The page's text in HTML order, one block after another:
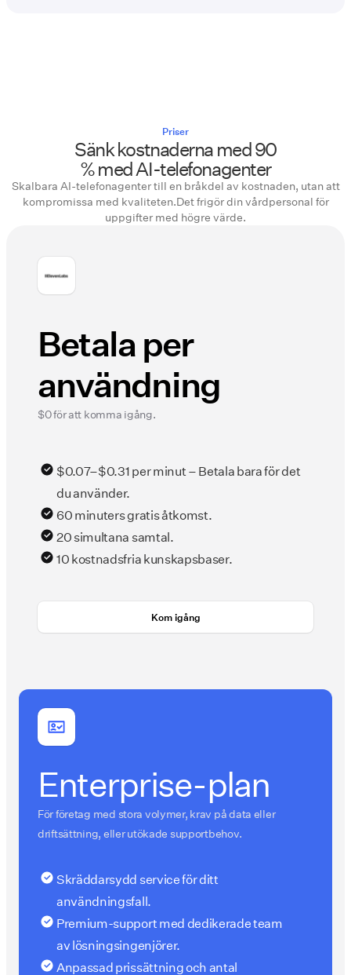
Priser
Sänk kostnaderna med 90
% med AI-telefonagenter
Skalbara AI-telefonagenter till en bråkdel av kostnaden, utan att
kompromissa med kvaliteten.Det frigör din vårdpersonal för
uppgifter med högre värde.
Betala per
användning
$0 för att komma igång.
$0.07–$0.31 per minut – Betala bara för det
du använder.
60 minuters gratis åtkomst.
20 simultana samtal.
10 kostnadsfria kunskapsbaser.
Kom igång
Enterprise-plan
För företag med stora volymer, krav på data eller
driftsättning, eller utökade supportbehov.
Skräddarsydd service för ditt
användningsfall.
Premium-support med dedikerade team
av lösningsingenjörer.
Anpassad prissättning och antal